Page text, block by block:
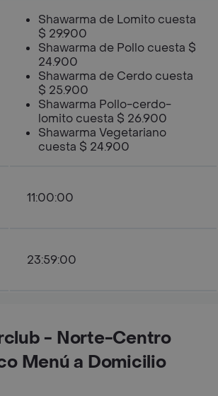
Shawarma de Lomito cuesta
$ 29.900
Shawarma de Pollo cuesta $
24.900
Shawarma de Cerdo cuesta
$ 25.900
Shawarma Pollo-cerdo-
lomito cuesta $ 26.900
Shawarma Vegetariano
cuesta $ 24.900
11:00:00
23:59:00
- Norte-Centro
Menú a Domicilio